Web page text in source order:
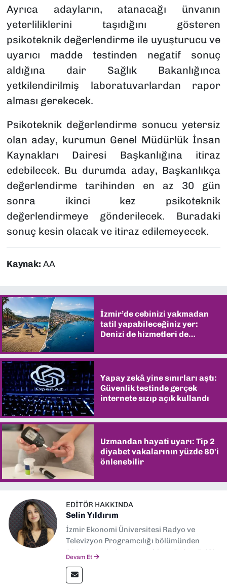
Ayrıca adayların, atanacağı ünvanın
yeterliliklerini taşıdığını gösteren
psikoteknik değerlendirme ile uyuşturucu ve
uyarıcı madde testinden negatif sonuç
aldığına dair Sağlık Bakanlığınca
yetkilendirilmiş laboratuvarlardan rapor
alması gerekecek.
Psikoteknik değerlendirme sonucu yetersiz
olan aday, kurumun Genel Müdürlük İnsan
Kaynakları Dairesi Başkanlığına itiraz
edebilecek. Bu durumda aday, Başkanlıkça
değerlendirme tarihinden en az 30 gün
sonra ikinci kez psikoteknik
değerlendirmeye gönderilecek. Buradaki
sonuç kesin olacak ve itiraz edilemeyecek.
Kaynak: AA
İzmir’de cebinizi yakmadan
tatil yapabileceğiniz yer:
Denizi de hizmetleri de
Yapay zekâ yine sınırları aştı:
Güvenlik testinde gerçek
internete sızıp açık kullandı
Uzmandan hayati uyarı: Tip 2
diyabet vakalarının yüzde 80'i
önlenebilir
EDITÖR HAKKINDA
Selin Yıldırım
İzmir Ekonomi Üniversitesi Radyo ve
Televizyon Programcılığı bölümünden
2024 senesinde mezun oldum. Dokuz Eylül
editörlük görevini de üstleniyorum.
Devam Et